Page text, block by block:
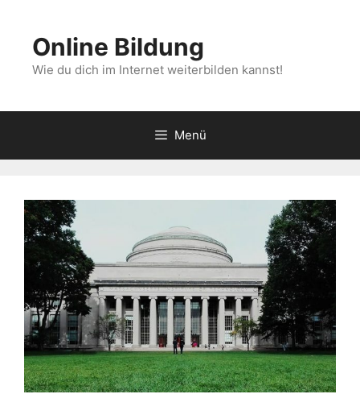
springenOnline Bildung
Wie du dich im Internet weiterbilden kannst!
Menü